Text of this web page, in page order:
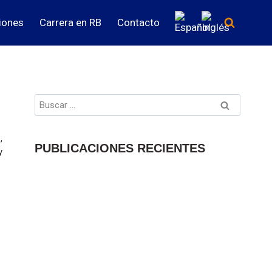
Carrera en RB Contacto
PUBLICACIONES RECIENTES